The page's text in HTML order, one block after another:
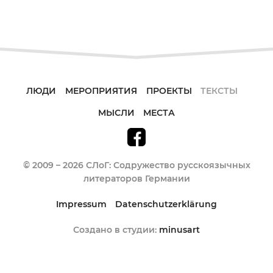
ЛЮДИ МЕРОПРИЯТИЯ ПРОЕКТЫ
ТЕКСТЫ
МЫСЛИ
МЕСТА
© 2009 – 2026 СЛоГ: Содружество русскоязычных
литераторов Германии
Impressum Datenschutzerklärung
Создано в студии: minusart